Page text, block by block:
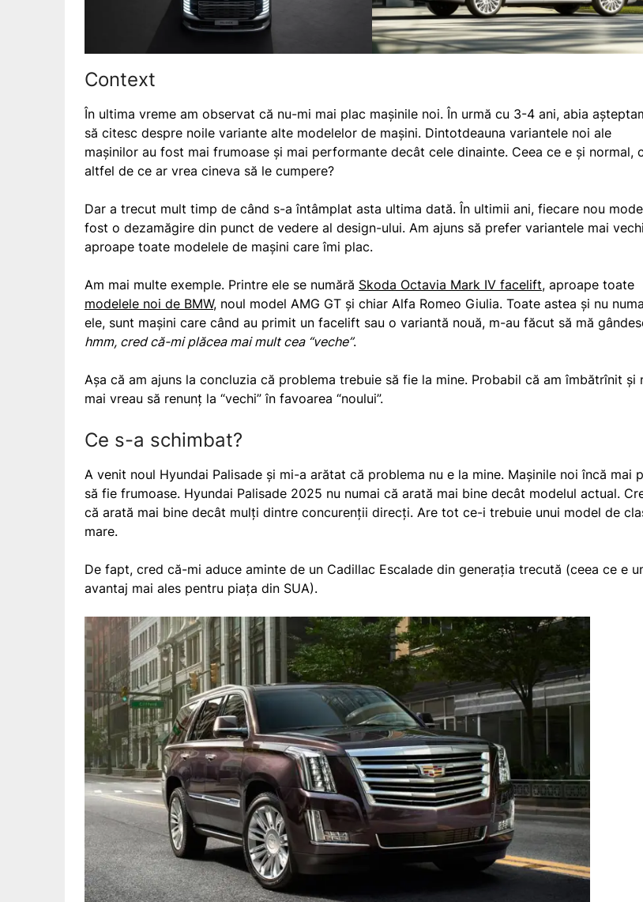
Context
În ultima vreme am observat că nu-mi mai plac mașinile noi. În urmă cu 3-4 ani, abia
să citesc despre noile variante alte modelelor de mașini. Dintotdeauna variantele noi ale
mașinilor au fost mai frumoase și mai performante decât cele dinainte. Ceea ce e și normal,
altfel de ce ar vrea cineva să le cumpere?
Dar a trecut mult timp de când s-a întâmplat asta ultima dată. În ultimii ani, fiecare nou
fost o dezamăgire din punct de vedere al design-ului. Am ajuns să prefer variantele mai
aproape toate modelele de mașini care îmi plac.
Am mai multe exemple. Printre ele se numără Skoda Octavia Mark IV facelift, aproape toate
modelele noi de BMW, noul model AMG GT și chiar Alfa Romeo Giulia. Toate astea și nu
ele, sunt mașini care când au primit un facelift sau o variantă nouă, m-au făcut să mă
hmm, cred că-mi plăcea mai mult cea “veche”.
Așa că am ajuns la concluzia că problema trebuie să fie la mine. Probabil că am îmbătrînit și
mai vreau să renunț la “vechi” în favoarea “noului”.
Ce s-a schimbat?
A venit noul Hyundai Palisade și mi-a arătat că problema nu e la mine. Mașinile noi încă mai
să fie frumoase. Hyundai Palisade 2025 nu numai că arată mai bine decât modelul actual.
că arată mai bine decât mulți dintre concurenții direcți. Are tot ce-i trebuie unui model de
mare.
De fapt, cred că-mi aduce aminte de un Cadillac Escalade din generația trecută (ceea ce e
avantaj mai ales pentru piața din SUA).